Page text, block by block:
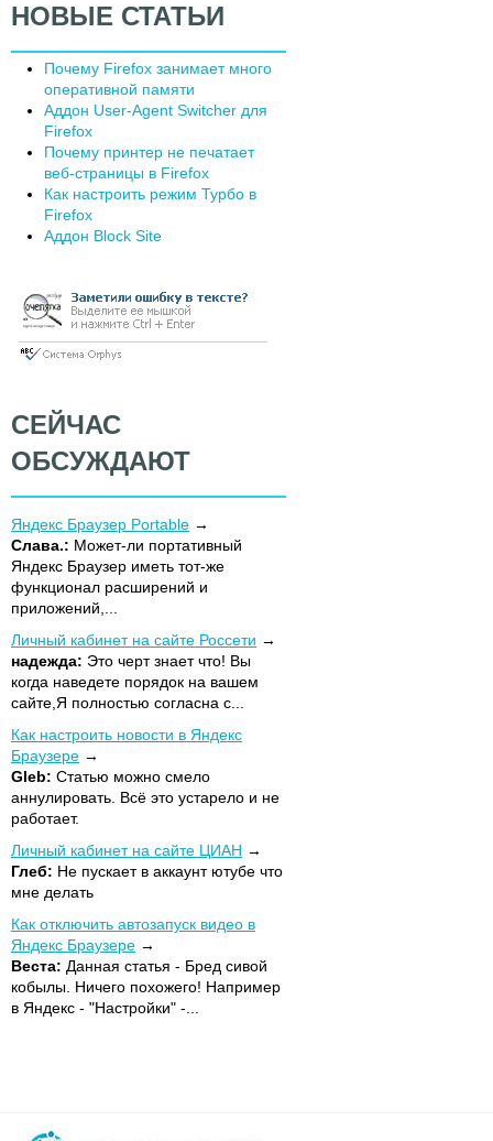
НОВЫЕ СТАТЬИ
Почему Firefox занимает много
оперативной памяти
Аддон User-Agent Switcher для
Firefox
Почему принтер не печатает
веб-страницы в Firefox
Как настроить режим Турбо в
Firefox
Аддон Block Site
СЕЙЧАС
ОБСУЖДАЮТ
Яндекс Браузер Portable
Слава.: Может-ли портативный
Яндекс Браузер иметь тот-же
функционал расширений и
приложений,...
Личный кабинет на сайте Россети
надежда: Это черт знает что! Вы
когда наведете порядок на вашем
сайте,Я полностью согласна с...
Как настроить новости в Яндекс
Браузере
Gleb: Статью можно смело
аннулировать. Всё это устарело и не
работает.
Личный кабинет на сайте ЦИАН
Глеб: Не пускает в аккаунт ютубе что
мне делать
Как отключить автозапуск видео в
Яндекс Браузере
Веста: Данная статья - Бред сивой
кобылы. Ничего похожего! Например
в Яндекс - "Настройки" -...